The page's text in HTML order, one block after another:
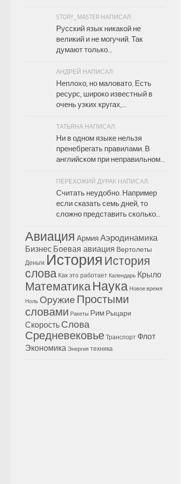
STORY_MASTER НАПИСАЛ:
Русский язык никакой не
великий и не могучий. Так
думают только...
АНДРЕЙ НАПИСАЛ:
Неплохо, но маловато. Есть
ресурс, широко известный в
очень узких кругах,...
ТАТЬЯНА НАПИСАЛ:
Ни в одном языке нельзя
пренебрегать правилами. В
английском при неправильном...
ПЕРЕХОЖИЙ ДУРАК НАПИСАЛ:
Считать неудобно. Например
если сказать семь дней, то
сложно представить сколько...
Авиация Армия Аэродинамика
Бизнес Боевая авиация Вертолеты
Деньги История История
слова Как это работает Календарь Крыло
МатематикаНаука Новое время
Ноль Оружие Простыми
словами Ракеты Рим Рыцари
Скорость Слова
Средневековье Транспорт Флот
Экономика Энергия техника